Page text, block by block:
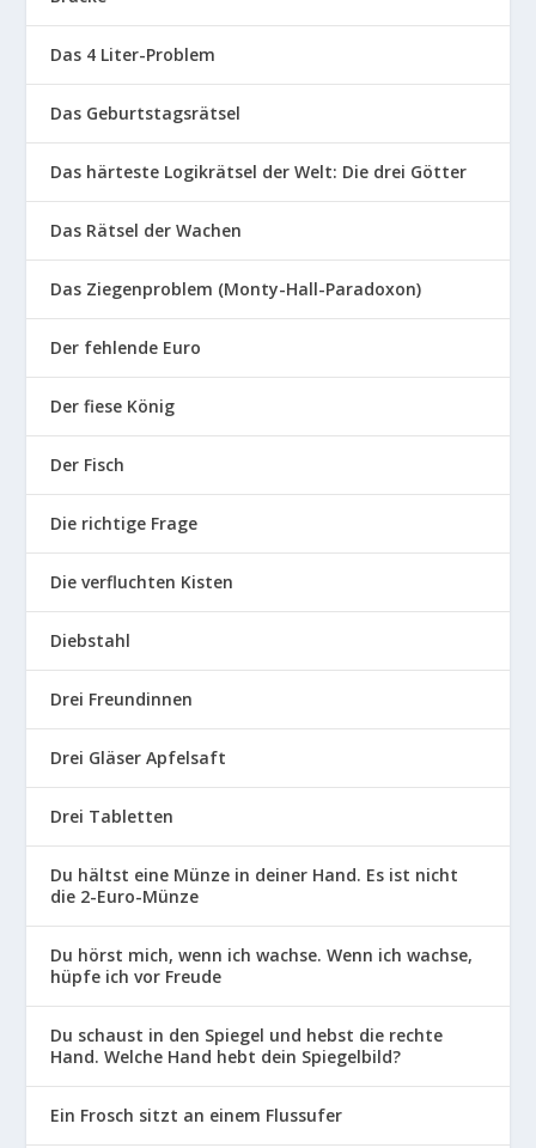
Das 4 Liter-Problem
Das Geburtstagsrätsel
Das härteste Logikrätsel der Welt: Die drei Götter
Das Rätsel der Wachen
Das Ziegenproblem (Monty-Hall-Paradoxon)
Der fehlende Euro
Der fiese König
Der Fisch
Die richtige Frage
Die verfluchten Kisten
Diebstahl
Drei Freundinnen
Drei Gläser Apfelsaft
Drei Tabletten
Du hältst eine Münze in deiner Hand. Es ist nicht
die 2-Euro-Münze
Du hörst mich, wenn ich wachse. Wenn ich wachse,
hüpfe ich vor Freude
Du schaust in den Spiegel und hebst die rechte
Hand. Welche Hand hebt dein Spiegelbild?
Ein Frosch sitzt an einem Flussufer